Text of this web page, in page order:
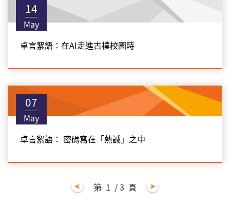
14
May
卓言絮語：在AI走進古樸校園時
07
May
卓言絮語： 密碼寫在「熱誠」之中
第 1 / 3 頁